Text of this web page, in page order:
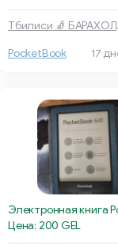
PocketBook 17
Цена: 200 GEL